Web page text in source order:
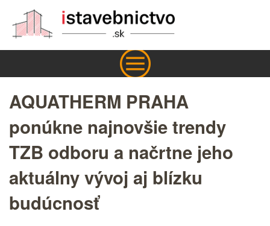
AQUATHERM PRAHA
ponúkne najnovšie trendy
TZB odboru a načrtne jeho
aktuálny vývoj aj blízku
budúcnosť